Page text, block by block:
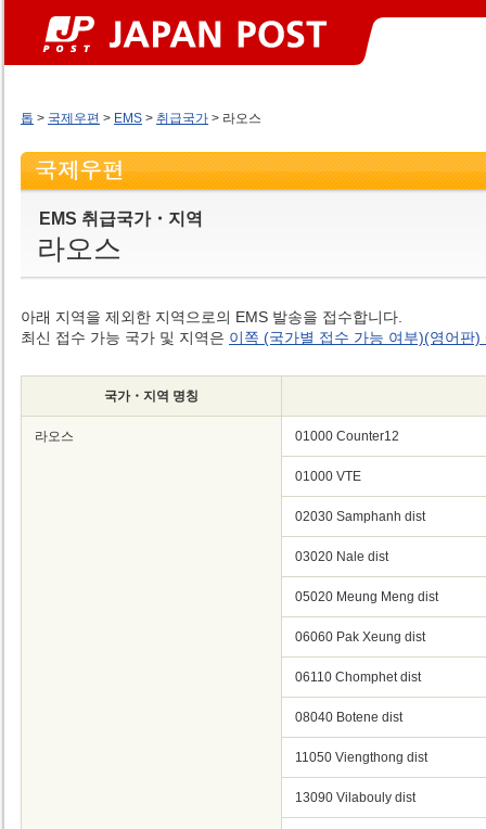
톱 > 국제우편 > EMS > 취급국가 > 라오스
EMS 취급국가・지역
라오스
아래 지역을 제외한 지역으로의 EMS 발송을 접수합니다.
최신 접수 가능 국가 및 지역은 이쪽 (국가별 접수 가능 여부)(영어판)
국가・지역 명칭
라오스 01000 Counter12
01000 VTE
02030 Samphanh dist
03020 Nale dist
05020 Meung Meng dist
06060 Pak Xeung dist
06110 Chomphet dist
08040 Botene dist
11050 Viengthong dist
13090 Vilabouly dist